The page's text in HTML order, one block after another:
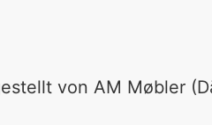
von AM Møbler